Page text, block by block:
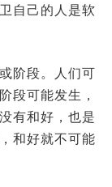
自己的人是软
阶段。人们可
段可能发生，
有和好，也是
和好就不可能